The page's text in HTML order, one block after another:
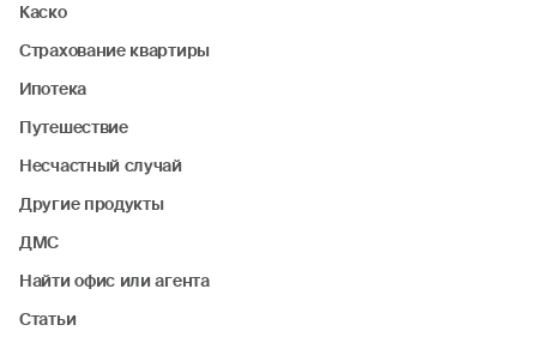
Каско
Страхование квартиры
Ипотека
Путешествие
Несчастный случай
Другие продукты
ДМС
Найти офис или агента
Статьи